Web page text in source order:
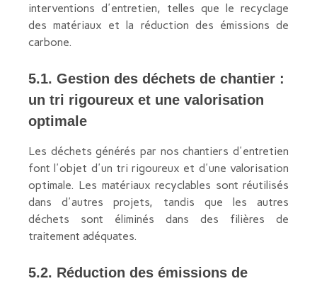
interventions d'entretien, telles que le recyclage
des matériaux et la réduction des émissions de
carbone.
5.1. Gestion des déchets de chantier :
un tri rigoureux et une valorisation
optimale
Les déchets générés par nos chantiers d'entretien
font l'objet d'un tri rigoureux et d'une valorisation
optimale. Les matériaux recyclables sont réutilisés
dans d'autres projets, tandis que les autres
déchets sont éliminés dans des filières de
traitement adéquates.
5.2. Réduction des émissions de